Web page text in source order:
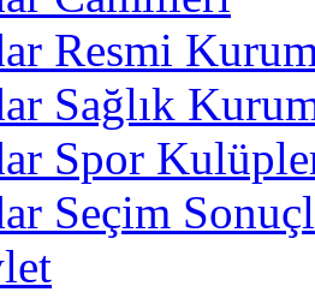
Resmi
Sağlık
Spor
Seçim